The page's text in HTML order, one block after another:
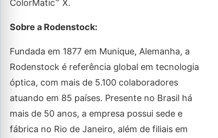
ColorMatic X.
Sobre a Rodenstock:
Fundada em 1877 em Munique, Alemanha, a
Rodenstock é referência global em tecnologia
óptica, com mais de 5.100 colaboradores
atuando em 85 países. Presente no Brasil há
mais de 50 anos, a empresa possui sede e
fábrica no Rio de Janeiro, além de filiais em